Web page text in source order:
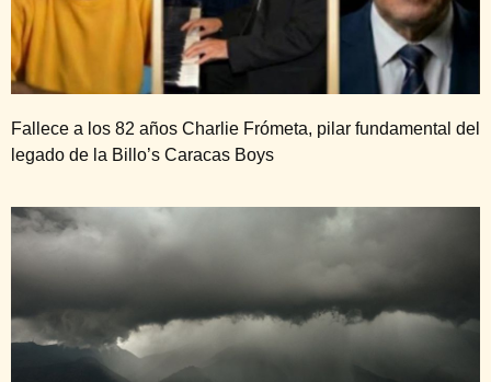
Fallece a los 82 años Charlie Frómeta, pilar fundamental del
legado de la Billo’s Caracas Boys